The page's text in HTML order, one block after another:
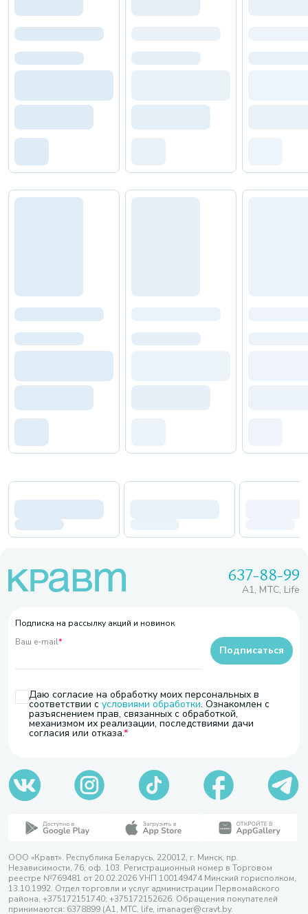
637-88-99
A1, МТС, Life
Подписка на рассылку акций и новинок
Ваш e-mail*
Даю согласие на обработку моих персональных в
соответствии с условиями обработки. Ознакомлен с
разъяснением прав, связанных с обработкой,
механизмом их реализации, последствиями дачи
согласия или отказа.
Подписаться
ООО «Кравт». Республика Беларусь, 220012, г. Минск, пр.
Независимости, 76, оф. 103. Регистрационный номер в Торговом
реестре №769481 от 20.02.2026 УНП 100149474 Минский горисполком,
13.10.1992. Отдел торговли и услуг администрации Первомайского
района, +375172151740; +375172152626. Обращения покупателей
принимаются: 6378899 (А1, МТС, life, imanager@cravt.by.